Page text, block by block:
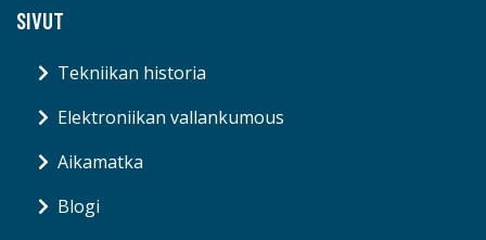
SIVUT
Tekniikan historia
Elektroniikan vallankumous
Aikamatka
Blogi